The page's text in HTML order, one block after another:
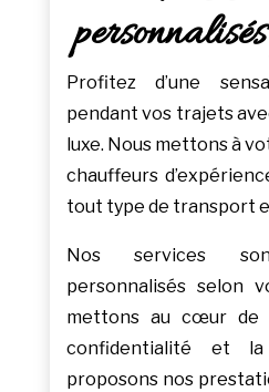
Profitez d’une
pendant vos trajets
luxe. Nous mettons à
chauffeurs
tout type de transport
Nos services
personnalisés selon
mettons au cœur
confidentialité et
proposons nos